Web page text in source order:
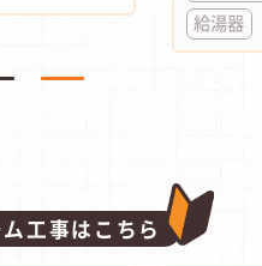
給湯器
工事はこちら